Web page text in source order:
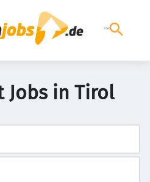
Jobs in Tirol